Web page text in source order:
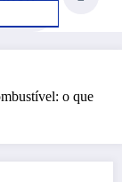
o que